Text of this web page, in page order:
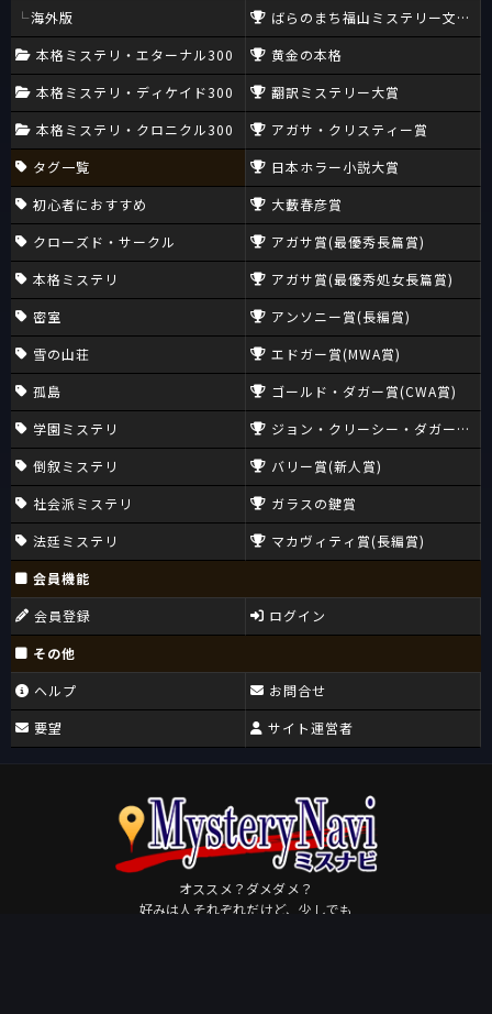
海外版
本格ミステリ・エターナル300
本格ミステリ・ディケイド300
本格ミステリ・クロニクル300
タグ一覧
初心者におすすめ
クローズド・サークル
本格ミステリ
密室
雪の山荘
孤島
学園ミステリ
倒叙ミステリ
社会派ミステリ
法廷ミステリ
ばらのまち福山ミステリー文学新
黄金の本格
翻訳ミステリー大賞
アガサ・クリスティー賞
日本ホラー小説大賞
大藪春彦賞
アガサ賞(最優秀長篇賞)
アガサ賞(最優秀処女長篇賞)
アンソニー賞(長編賞)
エドガー賞(MWA賞)
ゴールド・ダガー賞(CWA賞)
ジョン・クリーシー・ダガー賞
バリー賞(新人賞)
ガラスの鍵賞
マカヴィティ賞(長編賞)
会員機能
会員登録
ログイン
その他
ヘルプ
要望
お問合せ
サイト運営者
オススメ？ダメダメ？
好みは人それぞれだけど、少しでも